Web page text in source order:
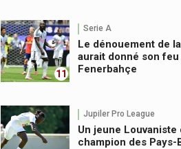
11
Serie A
Le dénouement de
aurait donné son
Fenerbahçe
Jupiler Pro League
Un jeune Louvaniste
champion des Pays-